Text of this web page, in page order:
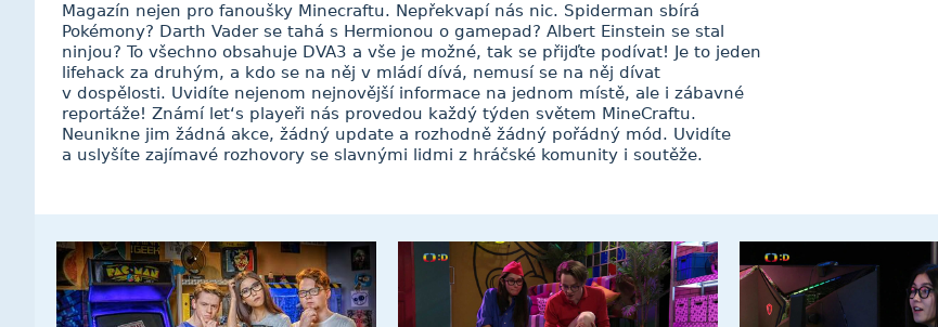
Magazín nejen pro fanoušky Minecraftu. Nepřekvapí nás nic. Spiderman sbírá
Pokémony? Darth Vader se tahá s Hermionou o gamepad? Albert Einstein se stal
ninjou? To všechno obsahuje DVA3 a vše je možné, tak se přijďte podívat! Je to jeden
lifehack za druhým, a kdo se na něj v mládí dívá, nemusí se na něj dívat
v dospělosti. Uvidíte nejenom nejnovější informace na jednom místě, ale i zábavné
reportáže! Známí let‘s playeři nás provedou každý týden světem MineCraftu.
Neunikne jim žádná akce, žádný update a rozhodně žádný pořádný mód. Uvidíte
a uslyšíte zajímavé rozhovory se slavnými lidmi z hráčské komunity i soutěže.